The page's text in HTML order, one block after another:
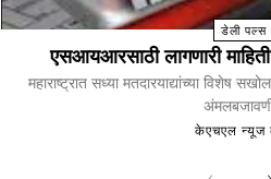
डेली पल्स
एसआयआरसाठी लागणारी
महाराष्ट्रात सध्या मतदारयाद्यांच्या विशेष
केएचएल न्यूज